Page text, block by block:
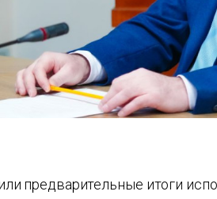
предварительные итоги